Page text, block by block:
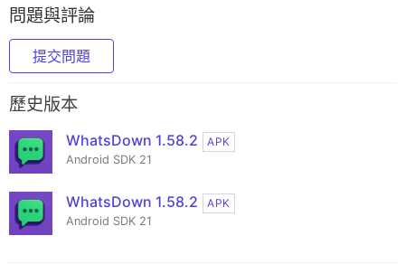
問題與評論
提交問題
歷史版本
WhatsDown 1.58.2
APK
Android SDK 21
WhatsDown 1.58.2
APK
Android SDK 21